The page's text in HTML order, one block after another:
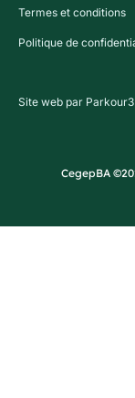
Termes et conditions
Politique de
Site web par
CegepBA